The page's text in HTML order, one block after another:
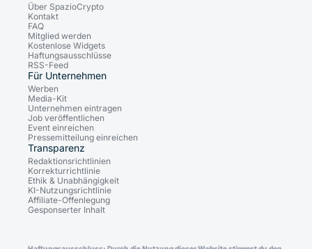
Über SpazioCrypto
Kontakt
FAQ
Mitglied werden
Kostenlose Widgets
Haftungsausschlüsse
RSS-Feed
Für Unternehmen
Werben
Media-Kit
Unternehmen eintragen
Job veröffentlichen
Event einreichen
Pressemitteilung einreichen
Transparenz
Redaktionsrichtlinien
Korrekturrichtlinie
Ethik & Unabhängigkeit
KI-Nutzungsrichtlinie
Affiliate-Offenlegung
Gesponserter Inhalt